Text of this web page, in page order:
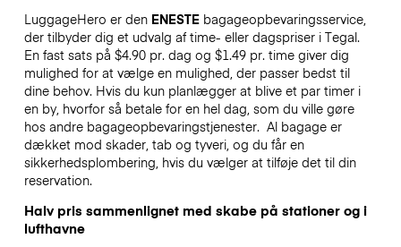
LuggageHero er den ENESTEbagageopbevaringsservice,
der tilbyder dig et udvalg af time- eller dagspriser i Tegal.
En fast sats på $4.90 pr. dag og $1.49 pr. time giver dig
mulighed for at vælge en mulighed, der passer bedst til
dine behov. Hvis du kun planlægger at blive et par timer i
en by, hvorfor så betale for en hel dag, som du ville gøre
hos andre bagageopbevaringstjenester. Al bagage er
dækket mod skader, tab og tyveri, og du får en
sikkerhedsplombering, hvis du vælger at tilføje det til din
reservation.
Halv pris sammenlignet med skabe på stationer og i
lufthavne